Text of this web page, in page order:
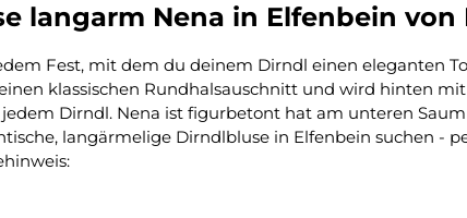
langarm Nena in Elfenbein von
Fest, mit dem du deinem Dirndl einen eleganten
klassischen Rundhalsauschnitt und wird hinten
Dirndl. Nena ist figurbetont hat am unteren
langärmelige Dirndlbluse in Elfenbein suchen -